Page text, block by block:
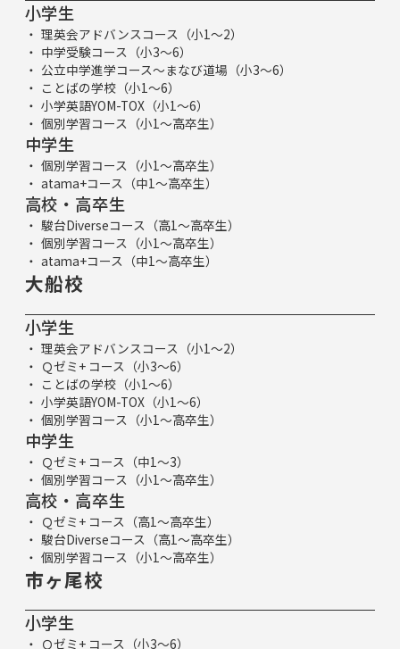
小学生
理英会アドバンスコース（小1～2）
中学受験コース（小3～6）
公立中学進学コース～まなび道場（小3～6）
ことばの学校（小1～6）
小学英語YOM-TOX（小1～6）
個別学習コース（小1～高卒生）
中学生
個別学習コース（小1～高卒生）
atama+コース（中1～高卒生）
高校・高卒生
駿台Diverseコース（高1～高卒生）
個別学習コース（小1～高卒生）
atama+コース（中1～高卒生）
大船校
小学生
理英会アドバンスコース（小1～2）
Ｑゼミ+ コース（小3～6）
ことばの学校（小1～6）
小学英語YOM-TOX（小1～6）
個別学習コース（小1～高卒生）
中学生
Ｑゼミ+ コース（中1～3）
個別学習コース（小1～高卒生）
高校・高卒生
Ｑゼミ+ コース（高1～高卒生）
駿台Diverseコース（高1～高卒生）
個別学習コース（小1～高卒生）
市ヶ尾校
小学生
Ｑゼミ+ コース（小3～6）